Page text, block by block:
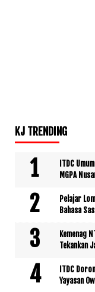
KJ TRENDING
ITDC
MGPA
Pelajar
Bahasa
Kemenag
Tekankan
ITDC
Yayasan